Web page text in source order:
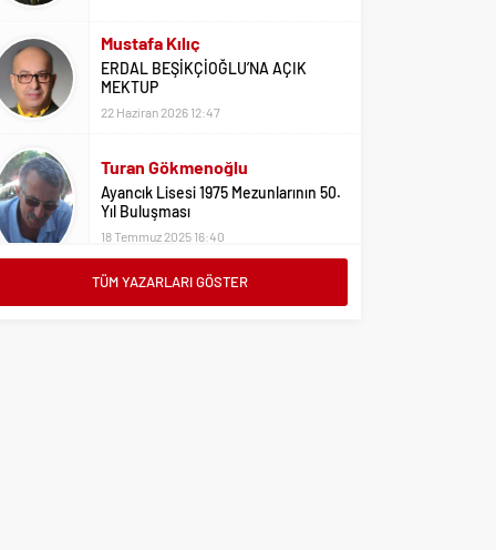
Turan Gökmenoğlu
Ayancık Lisesi 1975 Mezunlarının 50.
Yıl Buluşması
Adil Yıldız
Bu Sene Fenerbahçe Ülke Puanlarını
Sırtladı
TÜM YAZARLARI GÖSTER